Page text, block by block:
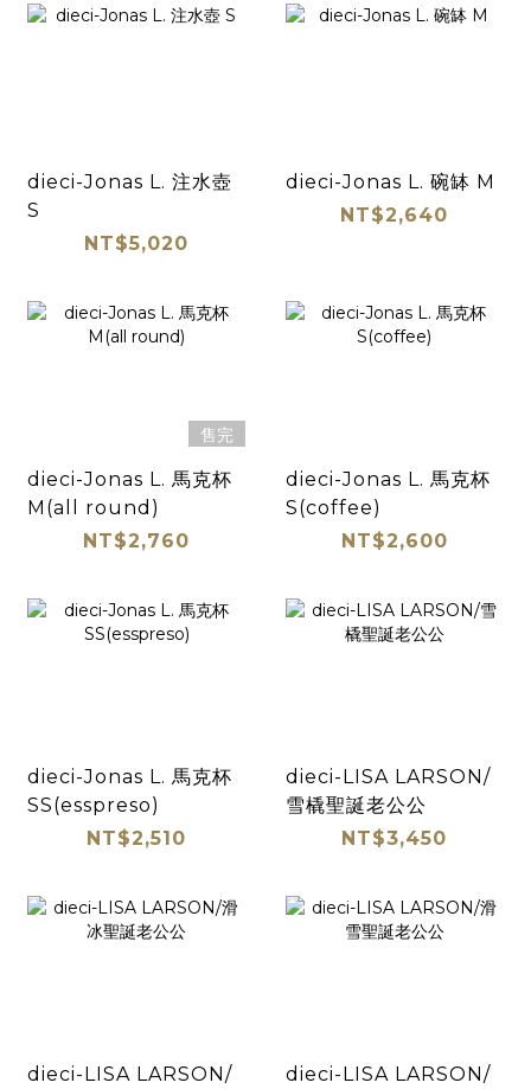
dieci-Jonas L. 注水壺
S
NT$5,020
dieci-Jonas L. 碗缽 M
NT$2,640
售完
dieci-Jonas L. 馬克杯
M(all round)
NT$2,760
dieci-Jonas L. 馬克杯
S(coffee)
NT$2,600
dieci-Jonas L. 馬克杯
SS(esspreso)
NT$2,510
dieci-LISA LARSON/
雪橇聖誕老公公
NT$3,450
dieci-LISA LARSON/
dieci-LISA LARSON/